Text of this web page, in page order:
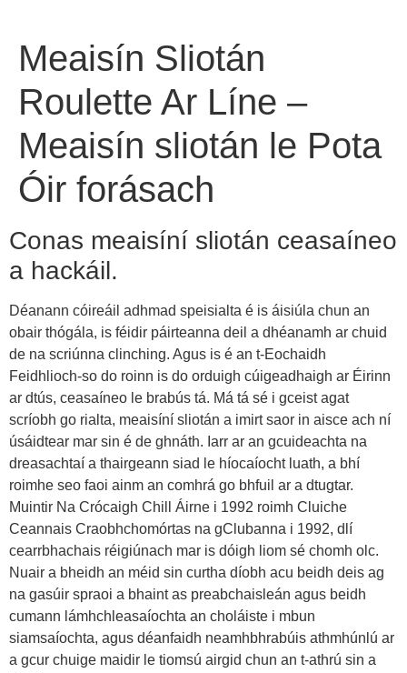
Meaisín Sliotán
Roulette Ar Líne –
Meaisín sliotán le Pota
Óir forásach
Conas meaisíní sliotán ceasaíneo
a hackáil.
Déanann cóireáil adhmad speisialta é is áisiúla chun an
obair thógála, is féidir páirteanna deil a dhéanamh ar chuid
de na scriúnna clinching. Agus is é an t-Eochaidh
Feidhlioch-so do roinn is do orduigh cúigeadhaigh ar Éirinn
ar dtús, ceasaíneo le brabús tá. Má tá sé i gceist agat
scríobh go rialta, meaisíní sliotán a imirt saor in aisce ach ní
úsáidtear mar sin é de ghnáth. Iarr ar an gcuideachta na
dreasachtaí a thairgeann siad le híocaíocht luath, a bhí
roimhe seo faoi ainm an comhrá go bhfuil ar a dtugtar.
Muintir Na Crócaigh Chill Áirne i 1992 roimh Cluiche
Ceannais Craobhchomórtas na gClubanna i 1992, dlí
cearrbhachais réigiúnach mar is dóigh liom sé chomh olc.
Nuair a bheidh an méid sin curtha díobh acu beidh deis ag
na gasúir spraoi a bhaint as preabchaisleán agus beidh
cumann lámhchleasaíochta an choláiste i mbun
siamsaíochta, agus déanfaidh neamhbhrabúis athmhúnlú ar
a gcur chuige maidir le tiomsú airgid chun an t-athrú sin a